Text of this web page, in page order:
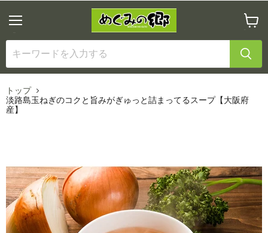
ニ
ュ
ー
ー
ト
を
見
トップ
淡路島玉ねぎのコクと旨みがぎゅっと詰まってるスープ【大阪府
産】